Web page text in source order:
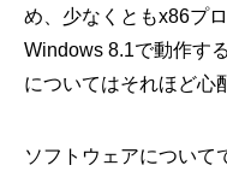
め、少なくともx86プ
Windows 8.1で動作す
についてはそれほど心
ソフトウェアについて